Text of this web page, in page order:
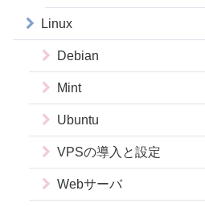
Linux
Debian
Mint
Ubuntu
VPSの導入と設定
Webサーバ